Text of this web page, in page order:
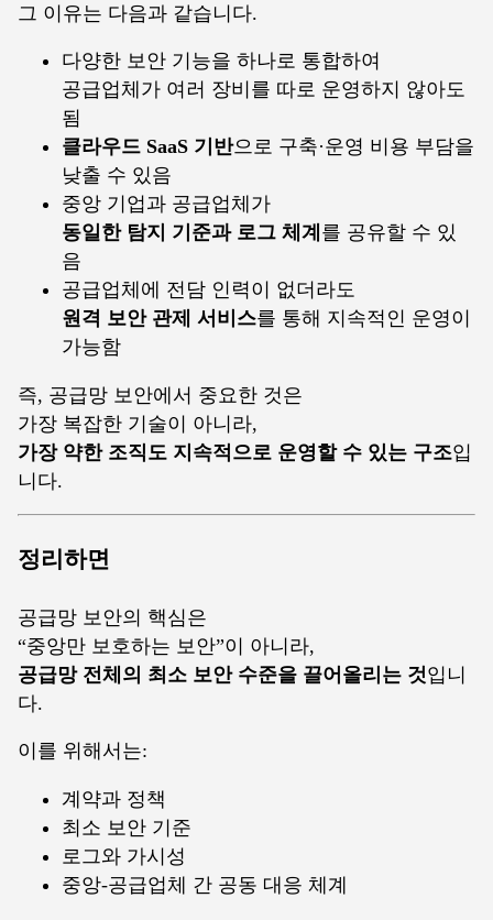
그 이유는 다음과 같습니다.
다양한 보안 기능을 하나로 통합하여
공급업체가 여러 장비를 따로 운영하지 않아도
됨
클라우드 SaaS 기반으로 구축·운영 비용 부담을
낮출 수 있음
중앙 기업과 공급업체가
동일한 탐지 기준과 로그 체계 를 공유할 수 있
음
공급업체에 전담 인력이 없더라도
원격 보안 관제 서비스를 통해 지속적인 운영이
가능함
즉, 공급망 보안에서 중요한 것은
가장 복잡한 기술이 아니라,
가장 약한 조직도 지속적으로 운영할 수 있는 구조입
니다.
정리하면
공급망 보안의 핵심은
“중앙만 보호하는 보안”이 아니라,
공급망 전체의 최소 보안 수준을 끌어올리는 것입니
다.
이를 위해서는:
계약과 정책
최소 보안 기준
로그와 가시성
중앙-공급업체 간 공동 대응 체계